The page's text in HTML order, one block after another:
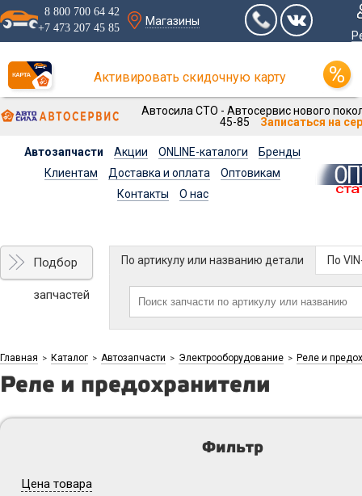
8 800 700 64 42
+7 473 207 45 85
Магазины
Активировать скидочную карту
Автосила СТО - Автосервис нового
45-85
Записаться на
Автозапчасти Акции ONLINE-каталоги
Бренды
Клиентам
Доставка и оплата
Оптовикам
Контакты
О нас
Подбор
запчастей
По артикулу или названию детали По
Главная > Каталог > Автозапчасти > Электрооборудование > Реле и
Реле и предохранители
Фильтр
Цена товара